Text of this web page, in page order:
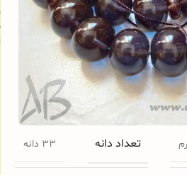
کنید
تعداد دانه 33 دانه